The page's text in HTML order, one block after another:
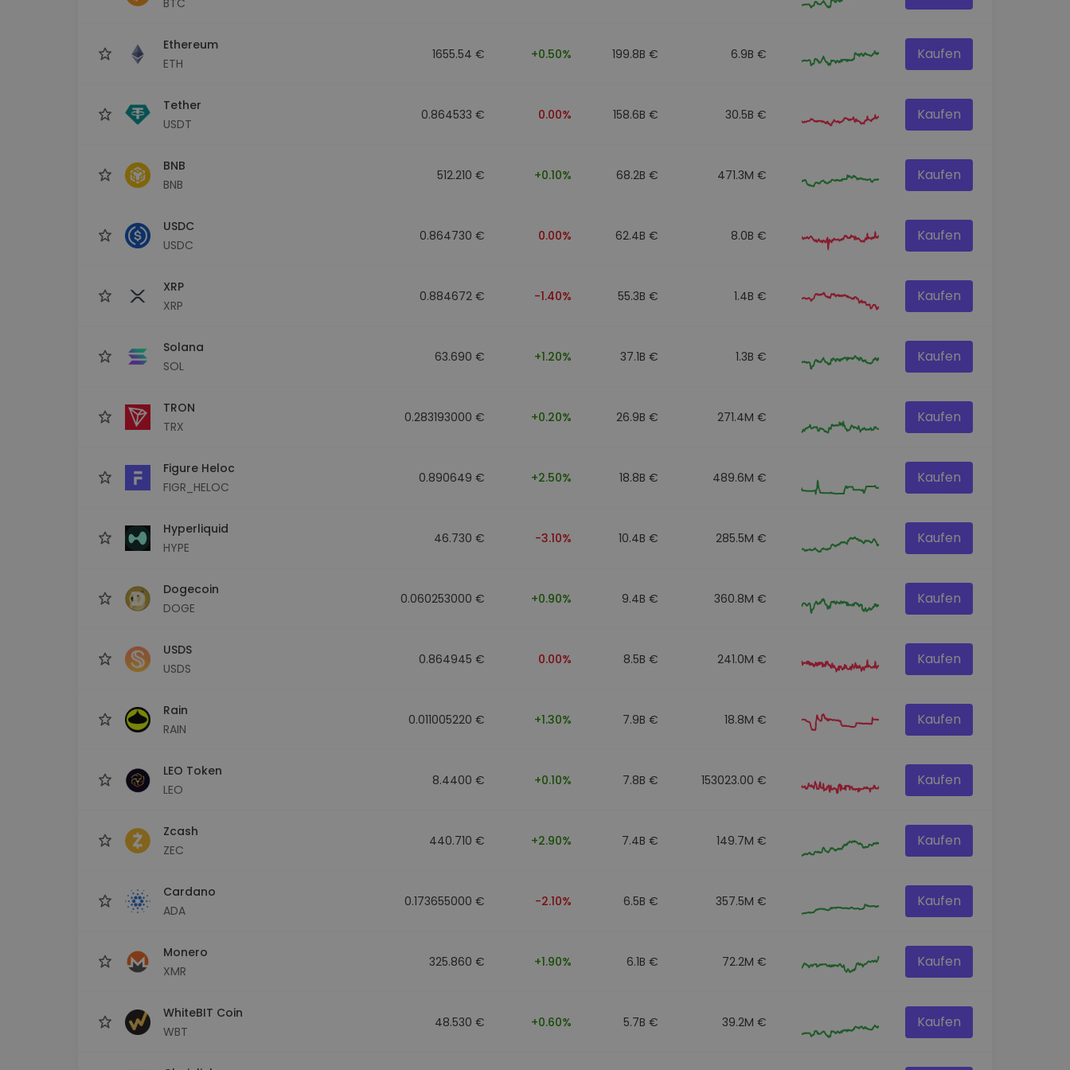
Finde deine Krypto-Strategie
Ethereum
ETH
1655.54 € +0.50% 199.8B € 6.9B € Kaufen
Tether
USDT
0.864533 € 0.00% 158.6B € 30.5B € Kaufen
BNB
BNB
512.210 € +0.10% 68.2B € 471.3M € Kaufen
USDC
USDC
0.864730 € 0.00% 62.4B € 8.0B € Kaufen
XRP
XRP
0.884672 € -1.40% 55.3B € 1.4B € Kaufen
Solana
SOL
63.690 € +1.20% 37.1B € 1.3B € Kaufen
TRON
TRX
0.283193000 € +0.20% 26.9B € 271.4M € Kaufen
Figure Heloc
FIGR_HELOC
0.890649 € +2.50% 18.8B € 489.6M € Kaufen
Hyperliquid
HYPE
46.730 € -3.10% 10.4B € 285.5M € Kaufen
Dogecoin
DOGE
0.060253000 € +0.90% 9.4B € 360.8M € Kaufen
USDS
USDS
0.864945 € 0.00% 8.5B € 241.0M € Kaufen
Rain
RAIN
0.011005220 € +1.30% 7.9B € 18.8M € Kaufen
LEO Token
LEO
8.4400 € +0.10% 7.8B € 153023.00 € Kaufen
Zcash
ZEC
440.710 € +2.90% 7.4B € 149.7M € Kaufen
Cardano
ADA
0.173655000 € -2.10% 6.5B € 357.5M € Kaufen
Monero
XMR
325.860 € +1.90% 6.1B € 72.2M € Kaufen
WhiteBIT Coin
WBT
48.530 € +0.60% 5.7B € 39.2M € Kaufen